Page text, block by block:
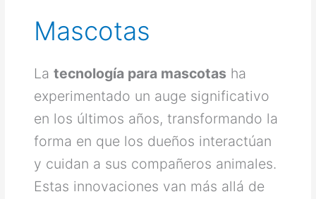
Mascotas
Latecnología para mascotas ha
experimentado un auge significativo
en los últimos años, transformando la
forma en que los dueños interactúan
y cuidan a sus compañeros animales.
Estas innovaciones van más allá de